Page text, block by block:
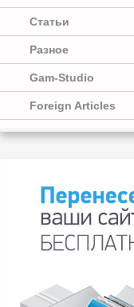
Статьи
Разное
Gam-Studio
Foreign Articles